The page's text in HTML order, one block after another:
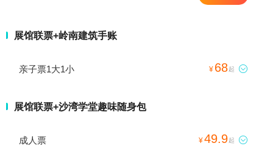
展馆联票+岭南建筑手账
亲子票1大1小 ¥ 68起 
展馆联票+沙湾学堂趣味随身包
成人票 ¥49.9起 